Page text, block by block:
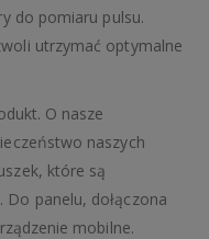
do pomiaru pulsu.
utrzymać optymalne
O nasze
naszych
które są
panelu, dołączona
mobilne.